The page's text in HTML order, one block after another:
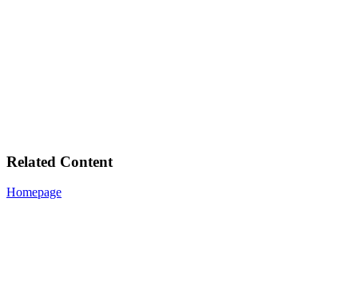
Related Content
Homepage